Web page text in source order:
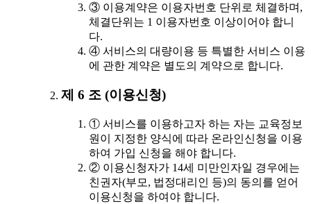
③ 이용계약은 이용자번호 단위로 체결하며,
체결단위는 1 이용자번호 이상이어야 합니
다.
④ 서비스의 대량이용 등 특별한 서비스 이용
에 관한 계약은 별도의 계약으로 합니다.
제 6 조 (이용신청)
① 서비스를 이용하고자 하는 자는 교육정보
원이 지정한 양식에 따라 온라인신청을 이용
하여 가입 신청을 해야 합니다.
② 이용신청자가 14세 미만인자일 경우에는
친권자(부모, 법정대리인 등)의 동의를 얻어
이용신청을 하여야 합니다.